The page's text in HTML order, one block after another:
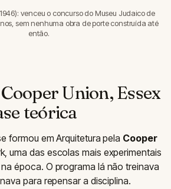
venceu o concurso do Museu Judaico de
sem nenhuma obra de porte construída até
então.
Union, Essex
teórica
formou em Arquitetura pela Cooper
uma das escolas mais experimentais
época. O programa lá não treinava
para repensar a disciplina.